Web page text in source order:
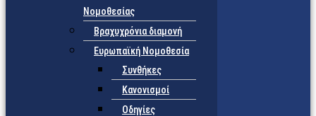
Νομοθεσίας
Βραχυχρόνια διαμονή
Ευρωπαϊκή Νομοθεσία
Συνθήκες
Κανονισμοί
Οδηγίες